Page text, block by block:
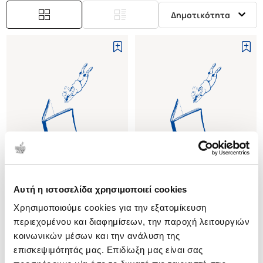
Αυτή η ιστοσελίδα χρησιμοποιεί cookies
Χρησιμοποιούμε cookies για την εξατομίκευση
περιεχομένου και διαφημίσεων, την παροχή λειτουργιών
κοινωνικών μέσων και την ανάλυση της
επισκεψιμότητάς μας. Επιδίωξη μας είναι σας
Δημοτικότητα
(0)
ΟΙ ΤΥΧΟΔΙΩΚΤΕΣ - ΤΑ ΜΥΣΤΙΚΑ
ΤΗΣ ΚΑΡΕΝ
DESBERG
Κωδ. Πολιτείας:2815-0440
(P/B) THE SCORPION
THE DEVIL'S MARK
DESBERG
Κωδ. Πολιτείας:0062-0025